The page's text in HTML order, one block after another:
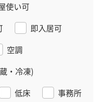
使い可
即入居可
空調
・冷凍)
低床
事務所